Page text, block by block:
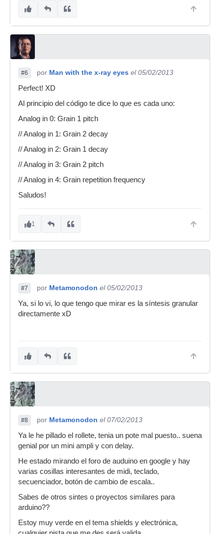
#6 por Man with the x-ray eyes el 05/02/2013
Perfect! XD
Al principio del código te dice lo que es cada uno:
Analog in 0: Grain 1 pitch
// Analog in 1: Grain 2 decay
// Analog in 2: Grain 1 decay
// Analog in 3: Grain 2 pitch
// Analog in 4: Grain repetition frequency
Saludos!
1
#7 por Metamonodon el 05/02/2013
Ya, si lo vi, lo que tengo que mirar es la síntesis granular
directamente xD
#8 por Metamonodon el 07/02/2013
Ya le he pillado el rollete, tenia un pote mal puesto.. suena
genial por un mini ampli y con delay.
He estado mirando el foro de auduino en google y hay
varias cosillas interesantes de midi, teclado,
secuenciador, botón de cambio de escala..
Sabes de otros sintes o proyectos similares para
arduino??
Estoy muy verde en el tema shields y electrónica,